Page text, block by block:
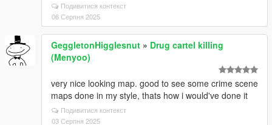
Подивитися контекст
06 Серпня 2025
GeggletonHigglesnut » Drug cartel killing
(Menyoo)
very nice looking map. good to see some crime scene
maps done in my style, thats how i would've done it
Подивитися контекст
03 Серпня 2025